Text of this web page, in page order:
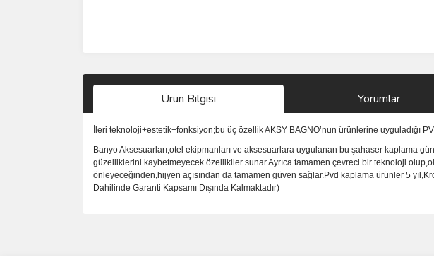
Ürün Bilgisi Yorumlar
İleri teknoloji+estetik+fonksiyon;bu üç özellik AKSY BAGNO’nun ürünlerine uyguladığı
Banyo Aksesuarları,otel ekipmanları ve aksesuarlara uygulanan bu şahaser kaplama
güzelliklerini kaybetmeyecek özellikller sunar.Ayrıca tamamen çevreci bir teknoloji
önleyeceğinden,hijyen açısından da tamamen güven sağlar.Pvd kaplama ürünler 5
Dahilinde Garanti Kapsamı Dışında Kalmaktadır)